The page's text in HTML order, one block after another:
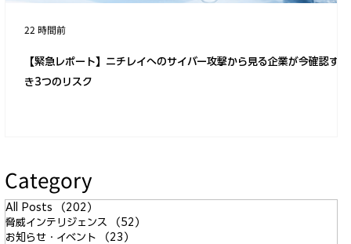
【緊急レポート】ニチレイへのサイバー攻撃から見る企業が今確認すべ
き3つのリスク
22 時間前
Category
All Posts （202）
脅威インテリジェンス
（52）
お知らせ・イベント
（23）